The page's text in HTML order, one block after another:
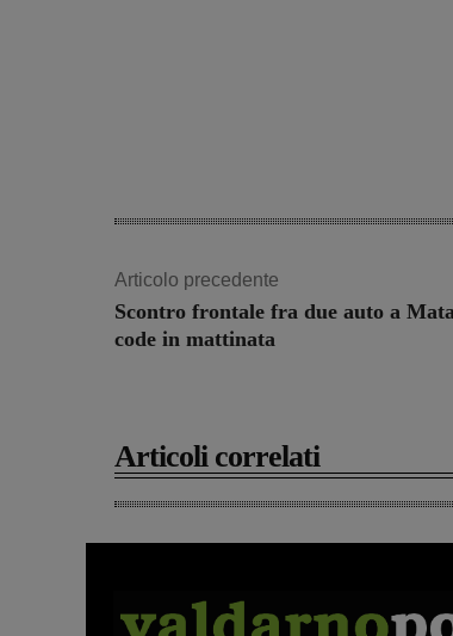
Articolo precedente
Scontro frontale fra due auto a
code in mattinata
Articoli correlati